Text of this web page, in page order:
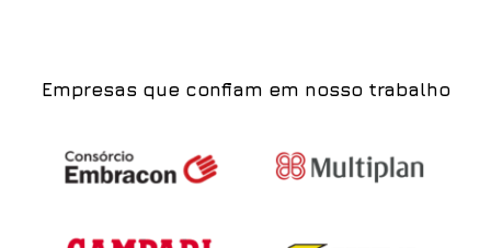
Empresas que confiam em nosso trabalho